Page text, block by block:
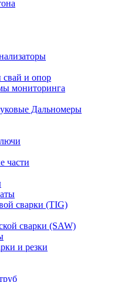
и опор
мониторинга
Дальномеры
части
сварки (TIG)
сварки (SAW)
и резки